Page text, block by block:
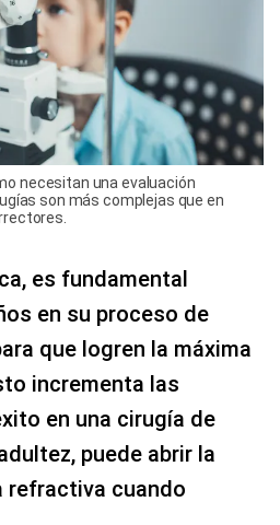
necesitan una evaluación
son más complejas que en
es fundamental
en su proceso de
que logren la máxima
incrementa las
en una cirugía de
puede abrir la
refractiva cuando